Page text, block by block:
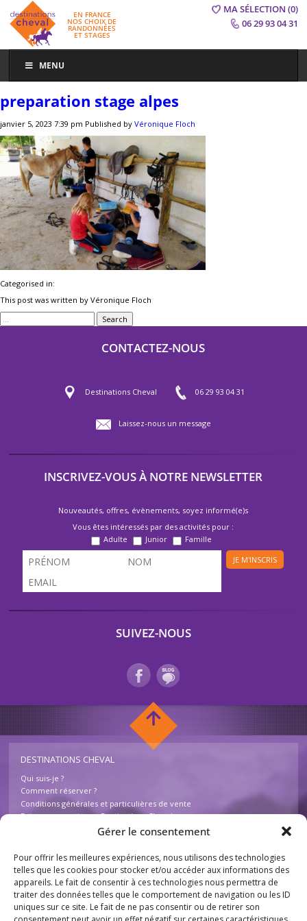
Gérer le consentement
Pour offrir les meilleures expériences, nous utilisons des technologies
telles que les cookies pour stocker et/ou accéder aux informations des
appareils. Le fait de consentir à ces technologies nous permettra de
traiter des données telles que le comportement de navigation ou les ID
uniques sur ce site. Le fait de ne pas consentir ou de retirer son
EN FRANCE
NOS CHOIX DE
RANDONNÉES
ET STAGES
MA SÉLECTION (0)
06 29 93 04 31
MENU
preparation stage alpes
janvier 5, 2023 7:39 pm Published by Véronique Floch
Categorised in:
This post was written by Véronique Floch
Search
CONTACTEZ-NOUS
Destinations Cheval 06 29 93 04 31
Laissez-nous un message
INSCRIVEZ-VOUS À NOTRE NEWSLETTER
Nouveautés, offres, évènements, soyez informé(e)s
Vous êtes intéressés par des activités pour :
Adulte
Junior
Famille
JE M'INSCRIS
SUIVEZ-NOUS
DESTINATIONS CHEVAL
Qui suis-je ?
Comment réserver ?
Conditions générales et particulières de vente
Foire aux questions – Destinations Cheval
INFOS
Mentions légales
Plan du site
Destinations Cheval